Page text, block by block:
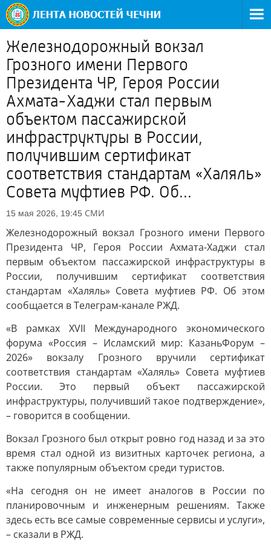
Железнодорожный вокзал
Грозного имени Первого
Президента ЧР, Героя России
Ахмата-Хаджи стал первым
объектом пассажирской
инфраструктуры в России,
получившим сертификат
соответствия стандартам «Халяль»
Совета муфтиев РФ. Об...
15 мая 2026, 19:45 СМИ
Железнодорожный вокзал Грозного имени Первого
Президента ЧР, Героя России Ахмата-Хаджи стал
первым объектом пассажирской инфраструктуры в
России, получившим сертификат соответствия
стандартам «Халяль» Совета муфтиев РФ. Об этом
сообщается в Телеграм-канале РЖД.
«В рамках XVII Международного экономического
форума «Россия – Исламский мир: КазаньФорум –
2026» вокзалу Грозного вручили сертификат
соответствия стандартам «Халяль» Совета муфтиев
России. Это первый объект пассажирской
инфраструктуры, получивший такое подтверждение»,
– говорится в сообщении.
Вокзал Грозного был открыт ровно год назад и за это
время стал одной из визитных карточек региона, а
также популярным объектом среди туристов.
«На сегодня он не имеет аналогов в России по
планировочным и инженерным решениям. Также
здесь есть все самые современные сервисы и услуги»,
– сказали в РЖД.